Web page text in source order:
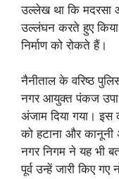
उल्लेख था कि मदरसा
उल्लंघन करते हुए किया
निर्माण को रोकते हैं।
नैनीताल के वरिष्ठ
नगर आयुक्त पंकज
अंजाम दिया गया। इस
को हटाना और कानूनी
नगर निगम ने यह भी
पूर्व उन्हें जारी किए